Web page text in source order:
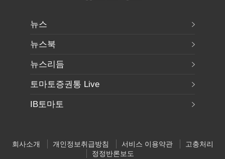
뉴스
뉴스북
뉴스리듬
토마토증권통 Live
IB토마토
회사소개 개인정보취급방침 서비스 이용약관
고충처리
정정반론보도